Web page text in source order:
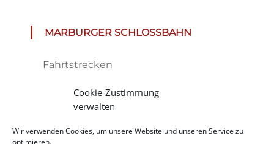
Cookie-Zustimmung
verwalten
Wir verwenden Cookies, um unsere Website und unseren Service zu
optimieren.
MARBURGER SCHLOSSBAHN
Fahrtstrecken
Tickets
Impressionen